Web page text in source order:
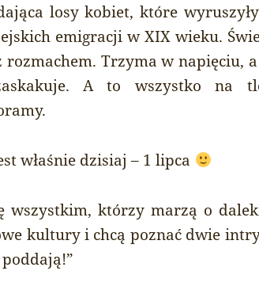
losy kobiet, które
emigracji w XIX wieku.
Trzyma w napięciu,
A to wszystko na
właśnie dzisiaj – 1 lipca
wszystkim, którzy marzą o
kultury i chcą poznać dwie